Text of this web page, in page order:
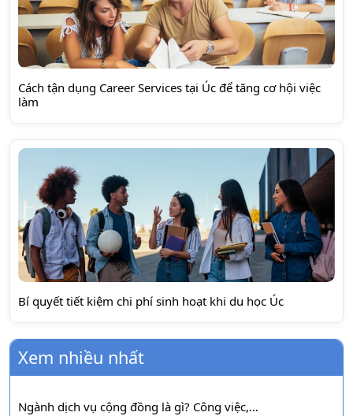
Cách tận dụng Career Services tại Úc để tăng cơ hội việc
làm
Bí quyết tiết kiệm chi phí sinh hoạt khi du học Úc
Xem nhiều nhất
Ngành dịch vụ cộng đồng là gì? Công việc,…